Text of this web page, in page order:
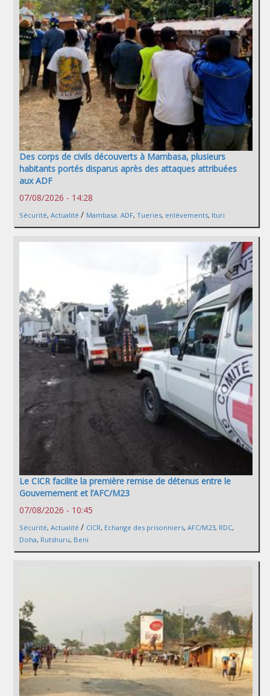
Des corps de civils découverts à Mambasa, plusieurs
habitants portés disparus après des attaques attribuées
aux ADF
07/08/2026 - 14:28
Sécurité, Actualité / Mambasa. ADF, Tueries, enlèvements, Ituri
Le CICR facilite la première remise de détenus entre le
Gouvernement et l’AFC/M23
07/08/2026 - 10:45
Sécurité, Actualité / CICR, Echange des prisonniers, AFC/M23, RDC,
Doha, Rutshuru, Beni